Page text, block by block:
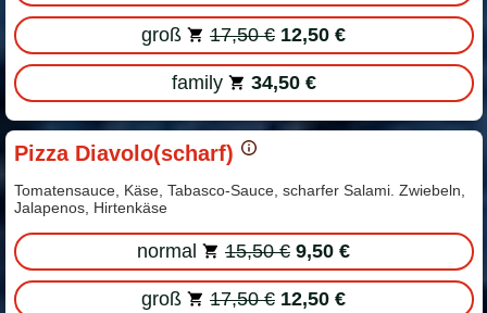
groß 17,50 € 12,50 €
family 34,50 €
Pizza Diavolo(scharf)
Tomatensauce, Käse, Tabasco-Sauce, scharfer Salami. Zwiebeln,
Jalapenos, Hirtenkäse
normal 15,50 € 9,50 €
groß 17,50 € 12,50 €